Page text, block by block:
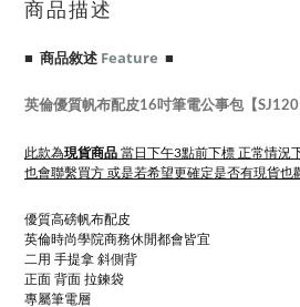
商品描述
■ 商品敘述 Feature ■
英倫優質帆布配皮16吋筆電公事包【SJ120
此款為現貨商品 當日下午3點前下標 正常情況
也會聯繫買方 或是若希望更確定是否有現貨也
優質高磅帆布配皮
英倫時尚學院商務休閒都會皆宜
二用 手提拿 斜側背
正面 背面 拉鍊袋
專屬筆電層